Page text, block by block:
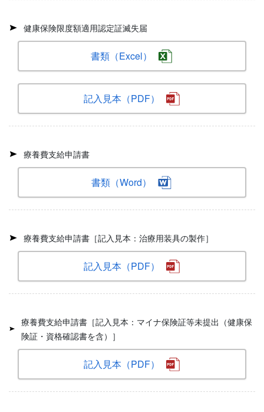
健康保険限度額適用認定証滅失届
書類（Excel）
記入見本（PDF）
療養費支給申請書
書類（Word）
療養費支給申請書［記入見本：治療用装具の製作］
記入見本（PDF）
療養費支給申請書［記入見本：マイナ保険証等未提出（健康保
険証・資格確認書を含）］
記入見本（PDF）